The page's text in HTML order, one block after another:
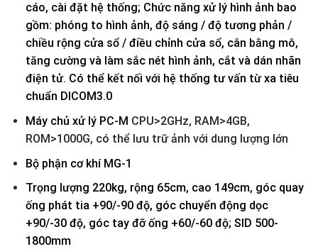
cáo, cài đặt hệ thống; Chức năng xử lý hình ảnh bao
gồm: phóng to hình ảnh, độ sáng / độ tương phản /
chiều rộng cửa sổ / điều chỉnh cửa sổ, cân bằng mô,
tăng cường và làm sắc nét hình ảnh, cắt và dán nhãn
điện tử. Có thể kết nối với hệ thống tư vấn từ xa tiêu
chuẩn DICOM3.0
Máy chủ xử lý PC-M CPU>2GHz, RAM>4GB,
ROM>1000G, có thể lưu trữ ảnh với dung lượng lớn
Bộ phận cơ khí MG-1
Trọng lượng 220kg, rộng 65cm, cao 149cm, góc quay
ống phát tia +90/-90 độ, góc chuyển động dọc
+90/-30 độ, góc tay đỡ ống +60/-60 độ; SID 500-
1800mm